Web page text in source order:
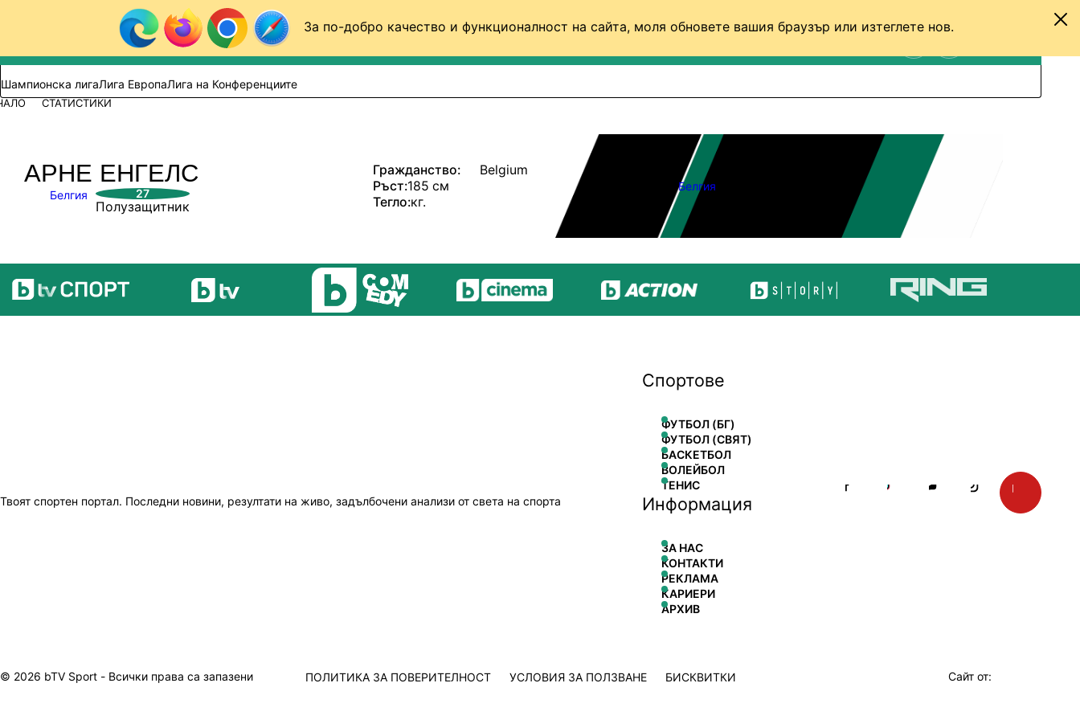
За по-добро качество и функционалност на сайта, моля обновете вашия браузър или изтеглете нов.
Към съдържанието
Търси в сайта
ВИДЕО ФУТБОЛ (БГ)
Шампионска лигаЛига ЕвропаЛига на Конференциите
СТАТИСТИКИ
АРНЕ ЕНГЕЛС
Белгия 27
Полузащитник
Гражданство:
Belgium
Ръст:185 см
Тегло:кг.
Белгия
Твоят спортен портал. Последни новини, резултати на живо, задълбочени анализи от света на спорта
Спортове
ФУТБОЛ (БГ)
ФУТБОЛ (СВЯТ)
БАСКЕТБОЛ
ВОЛЕЙБОЛ
ТЕНИС
Информация
ЗА НАС
КОНТАКТИ
РЕКЛАМА
КАРИЕРИ
АРХИВ
© 2026 bTV Sport - Всички права са запазени ПОЛИТИКА ЗА ПОВЕРИТЕЛНОСТ УСЛОВИЯ ЗА ПОЛЗВАНЕ БИСКВИТКИ Сайт от: